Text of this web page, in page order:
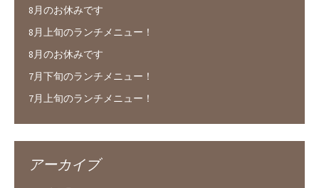
8月のお休みです
8月上旬のランチメニュー！
8月のお休みです
7月下旬のランチメニュー！
7月上旬のランチメニュー！
アーカイブ